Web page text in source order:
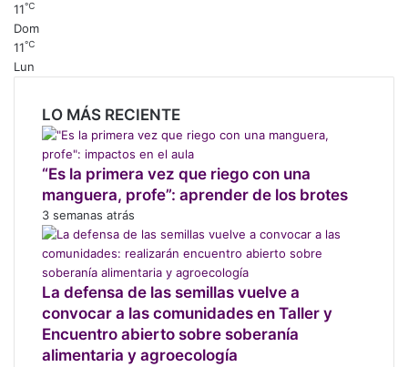
a
s
u
m
i
n
o
r
m
a
c
11℃
Dom
11℃
Lun
LO MÁS RECIENTE
“Es la primera vez que riego con una
manguera, profe”: aprender de los brotes
3 semanas atrás
La defensa de las semillas vuelve a
convocar a las comunidades en Taller y
Encuentro abierto sobre soberanía
alimentaria y agroecología